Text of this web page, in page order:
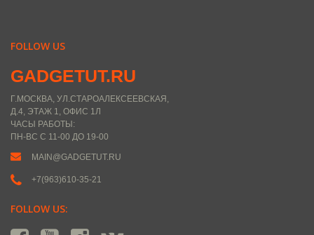
FOLLOW US
GADGETUT.RU
Г.МОСКВА, УЛ.СТАРОАЛЕКСЕЕВСКАЯ,
Д.4, ЭТАЖ 1, ОФИС 1Л
ЧАСЫ РАБОТЫ:
ПН-ВС С 11-00 ДО 19-00
MAIN@GADGETUT.RU
+7(963)610-35-21
FOLLOW US: